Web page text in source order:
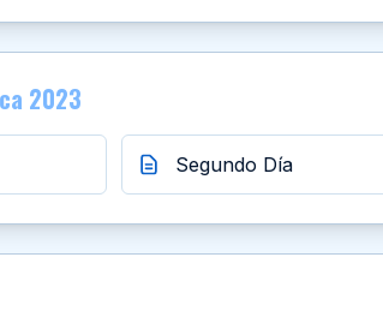
2023
Segundo Día